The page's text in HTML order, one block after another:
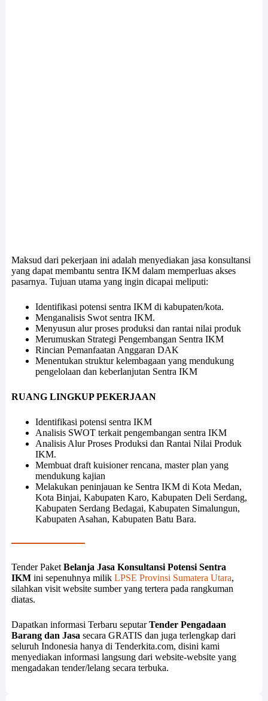
Maksud dari pekerjaan ini adalah menyediakan jasa konsultansi
yang dapat membantu sentra IKM dalam memperluas akses
pasarnya. Tujuan utama yang ingin dicapai meliputi:
Identifikasi potensi sentra IKM di kabupaten/kota.
Menganalisis Swot sentra IKM.
Menyusun alur proses produksi dan rantai nilai produk
Merumuskan Strategi Pengembangan Sentra IKM
Rincian Pemanfaatan Anggaran DAK
Menentukan struktur kelembagaan yang mendukung
pengelolaan dan keberlanjutan Sentra IKM
RUANG LINGKUP PEKERJAAN
Identifikasi potensi sentra IKM
Analisis SWOT terkait pengembangan sentra IKM
Analisis Alur Proses Produksi dan Rantai Nilai Produk
IKM.
Membuat draft kuisioner rencana, master plan yang
mendukung kajian
Melakukan peninjauan ke Sentra IKM di Kota Medan,
Kota Binjai, Kabupaten Karo, Kabupaten Deli Serdang,
Kabupaten Serdang Bedagai, Kabupaten Simalungun,
Kabupaten Asahan, Kabupaten Batu Bara.
Tender Paket Belanja Jasa Konsultansi Potensi Sentra
IKMini sepenuhnya milik LPSE Provinsi Sumatera Utara,
silahkan visit website sumber yang tertera pada rangkuman
diatas.
Dapatkan informasi Terbaru seputarTender Pengadaan
Barang dan Jasa secara GRATIS dan juga terlengkap dari
seluruh Indonesia hanya di Tenderkita.com, disini kami
menyediakan informasi langsung dari website-website yang
mengadakan tender/lelang secara terbuka.